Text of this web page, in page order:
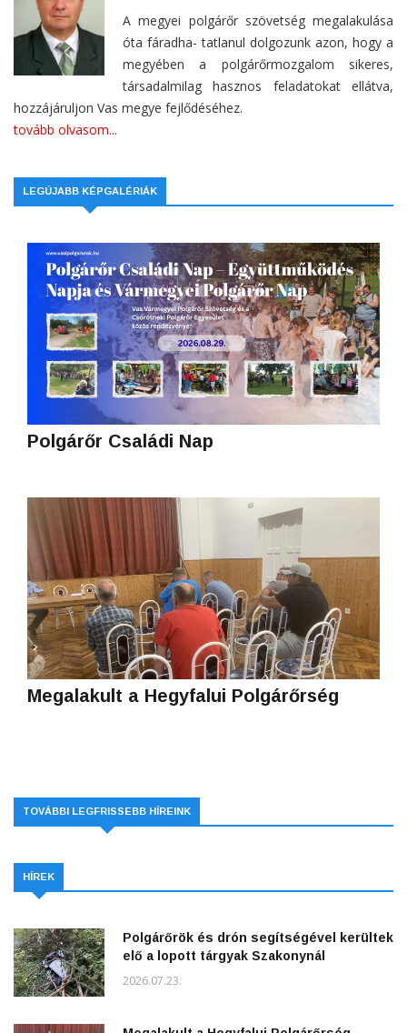
A megyei polgárőr szövetség megalakulása
óta fáradha- tatlanul dolgozunk azon, hogy a
megyében a polgárőrmozgalom sikeres,
társadalmilag hasznos feladatokat ellátva,
hozzájáruljon Vas megye fejlődéséhez.
tovább olvasom...
LEGÚJABB KÉPGALÉRIÁK
Polgárőr Családi Nap
Megalakult a Hegyfalui Polgárőrség
TOVÁBBI LEGFRISSEBB HÍREINK
HÍREK
Polgárőrök és drón segítségével kerültek
elő a lopott tárgyak Szakonynál
2026.07.23.